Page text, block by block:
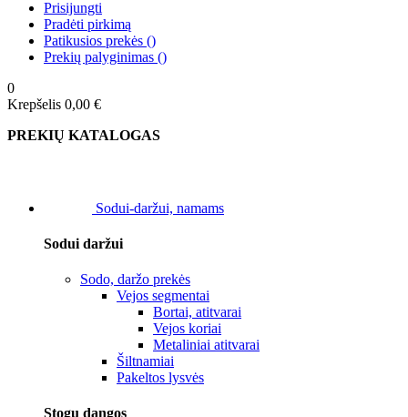
Prisijungti
Pradėti pirkimą
Patikusios prekės ()
Prekių palyginimas ()
0
Krepšelis 0,00 €
PREKIŲ KATALOGAS
Sodui-daržui, namams
Sodui daržui
Sodo, daržo prekės
Vejos segmentai
Bortai, atitvarai
Vejos koriai
Metaliniai atitvarai
Šiltnamiai
Pakeltos lysvės
Stogų dangos